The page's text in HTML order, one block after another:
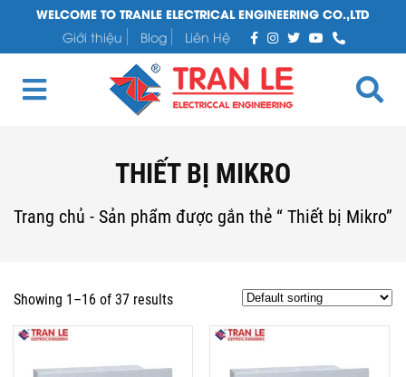
WELCOME TO TRANLE ELECTRICAL ENGINEERING CO.,LTD
Giới thiệu
Blog Liên Hệ
THIẾT BỊ MIKRO
Trang chủ - Sản phẩm được gắn thẻ “ Thiết bị Mikro”
Showing 1–16 of 37 results